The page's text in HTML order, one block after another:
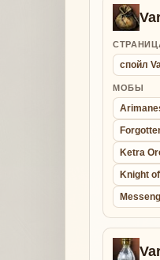
спойл
МОБЫ
Ketra
Knight